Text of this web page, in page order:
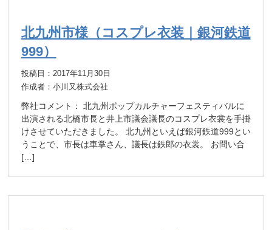
北九州市様（コスプレ衣装｜銀河鉄道
999）
投稿日：2017年11月30日
作成者：小川又株式会社
弊社コメント： 北九州ポップカルチャーフェスティバルに
出演される北橋市長と井上市議会議長のコスプレ衣裳を手掛
けさせていただきました。 北九州といえば銀河鉄道999とい
うことで、市長は車掌さん、議長は鉄郎の衣裳。 お問い合
[…]